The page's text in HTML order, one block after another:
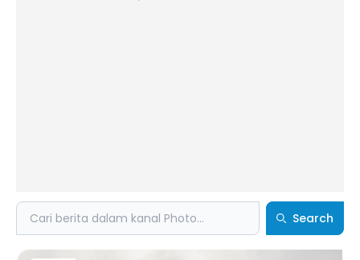
Search Search